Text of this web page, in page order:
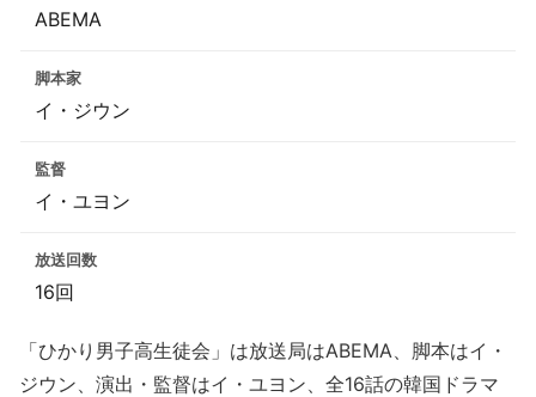
ABEMA
脚本家
イ・ジウン
監督
イ・ユヨン
放送回数
16回
「ひかり男子高生徒会」は放送局はABEMA、脚本はイ・
ジウン、演出・監督はイ・ユヨン、全16話の韓国ドラマ